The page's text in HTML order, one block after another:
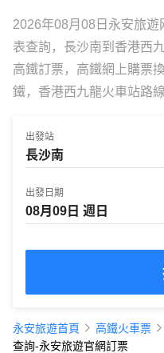
2026年08月08日永安旅遊
表查詢，長沙南到香港西
高鐵訂票，高鐵網上購票
鐵，香港西九龍火車站路
出發站
出發日期
永安旅遊首頁 高鐵火車票
查詢-永安旅遊官網訂票